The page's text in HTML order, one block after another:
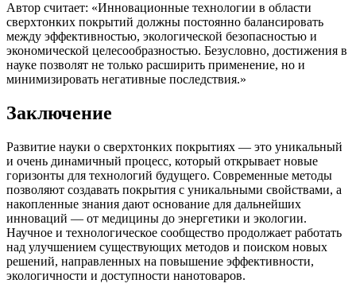
Автор считает: «Инновационные технологии в области
сверхтонких покрытий должны постоянно балансировать
между эффективностью, экологической безопасностью и
экономической целесообразностью. Безусловно, достижения в
науке позволят не только расширить применение, но и
минимизировать негативные последствия.»
Заключение
Развитие науки о сверхтонких покрытиях — это уникальный
и очень динамичный процесс, который открывает новые
горизонты для технологий будущего. Современные методы
позволяют создавать покрытия с уникальными свойствами, а
накопленные знания дают основание для дальнейших
инноваций — от медицины до энергетики и экологии.
Научное и технологическое сообщество продолжает работать
над улучшением существующих методов и поиском новых
решений, направленных на повышение эффективности,
экологичности и доступности нанотоваров.